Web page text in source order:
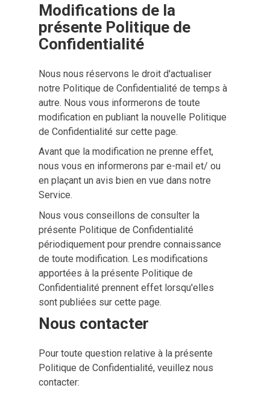
Modifications de la
présente Politique de
Confidentialité
Nous nous réservons le droit d'actualiser
notre Politique de Confidentialité de temps à
autre. Nous vous informerons de toute
modification en publiant la nouvelle Politique
de Confidentialité sur cette page.
Avant que la modification ne prenne effet,
nous vous en informerons par e-mail et/ ou
en plaçant un avis bien en vue dans notre
Service.
Nous vous conseillons de consulter la
présente Politique de Confidentialité
périodiquement pour prendre connaissance
de toute modification. Les modifications
apportées à la présente Politique de
Confidentialité prennent effet lorsqu'elles
sont publiées sur cette page.
Nous contacter
Pour toute question relative à la présente
Politique de Confidentialité, veuillez nous
contacter: